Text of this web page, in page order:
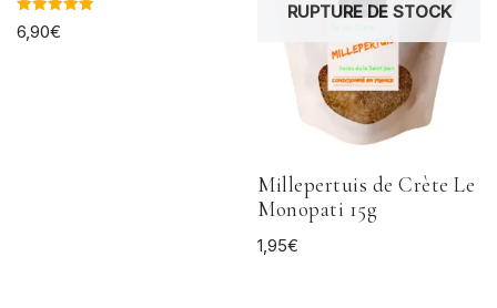
Note
5.00
6,90€
RUPTURE DE STOCK
Millepertuis de Crète Le
Monopati 15g
1,95€